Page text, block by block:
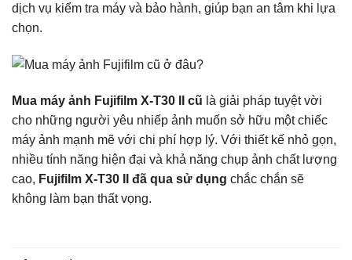
dịch vụ kiểm tra máy và bảo hành, giúp bạn an tâm khi lựa
chọn.
Mua máy ảnh Fujifilm X-T30 II cũ là giải pháp tuyệt vời
cho những người yêu nhiếp ảnh muốn sở hữu một chiếc
máy ảnh mạnh mẽ với chi phí hợp lý. Với thiết kế nhỏ gọn,
nhiều tính năng hiện đại và khả năng chụp ảnh chất lượng
cao, Fujifilm X-T30 II đã qua sử dụng chắc chắn sẽ
không làm bạn thất vọng.